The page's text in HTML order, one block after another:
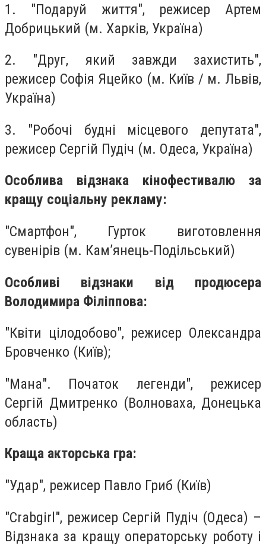
1. "Подаруй життя", режисер Артем
Добрицький (м. Харків, Україна)
2. "Друг, який завжди захистить",
режисер Софія Яцейко (м. Київ / м. Львів,
Україна)
3. "Робочі будні місцевого депутата",
режисер Сергій Пудіч (м. Одеса, Україна)
Особлива відзнака кінофестивалю за
кращу соціальну рекламу:
"Смартфон", Гурток виготовлення
сувенірів (м. Кам’янець-Подільський)
Особливі відзнаки від продюсера
Володимира Філіппова:
"Квіти цілодобово", режисер Олександра
Бровченко (Київ);
"Мана". Початок легенди", режисер
Сергій Дмитренко (Волноваха, Донецька
область)
Краща акторська гра:
"Удар", режисер Павло Гриб (Київ)
"Crabgirl", режисер Сергій Пудіч (Одеса) –
Відзнака за кращу операторську роботу і